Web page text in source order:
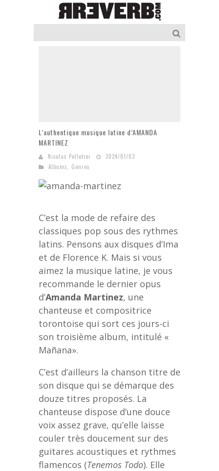
L’authentique musique latine d’AMANDA
MARTINEZ
Nicolas Pelletier
2024/01/03
Albums
Genres
C’est la mode de refaire des
classiques pop sous des rythmes
latins. Pensons aux disques d’Ima
et de Florence K. Mais si vous
aimez la musique latine, je vous
recommande le dernier opus
d’Amanda Martinez, une
chanteuse et compositrice
torontoise qui sort ces jours-ci
son troisième album, intitulé «
Mañana».
C’est d’ailleurs la chanson titre de
son disque qui se démarque des
douze titres proposés. La
chanteuse dispose d’une douce
voix assez grave, qu’elle laisse
couler très doucement sur des
guitares acoustiques et rythmes
flamencos (Tenemos Todo). Elle